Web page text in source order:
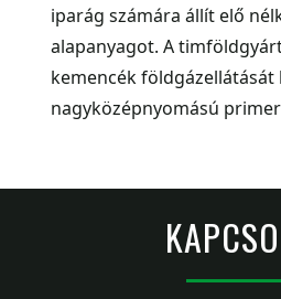
iparág számára állít elő
alapanyagot. A
kemencék
nagyközépnyomású